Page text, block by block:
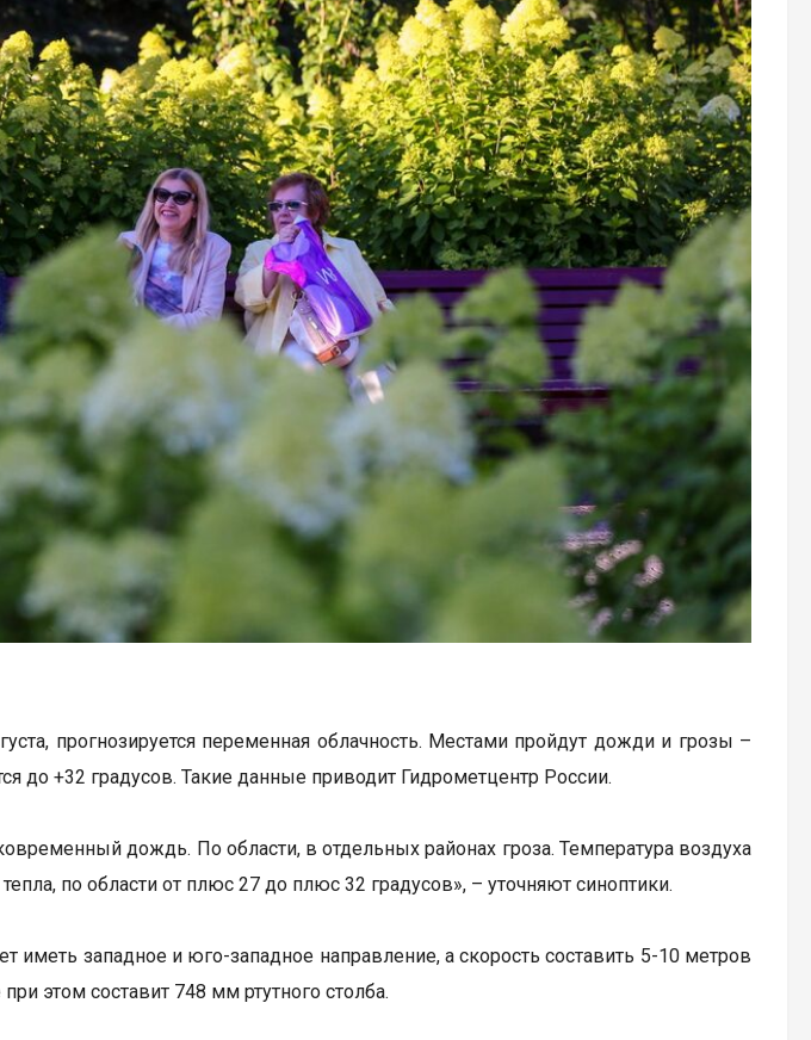
прогнозируется переменная облачность. Местами пройдут дожди и грозы –
до +32 градусов. Такие данные приводит Гидрометцентр России.
дождь. По области, в отдельных районах гроза. Температура воздуха
по области от плюс 27 до плюс 32 градусов», – уточняют синоптики.
иметь западное и юго-западное направление, а скорость составить 5-10 метров
этом составит 748 мм ртутного столба.